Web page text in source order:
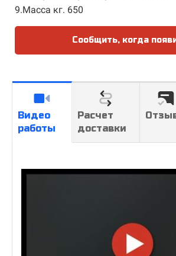
9.Масса кг. 650
Сообщить, когда
Видео
работы
Расчет
доставки
У ВАС ВСЕ
Да, все предлагаемое нами